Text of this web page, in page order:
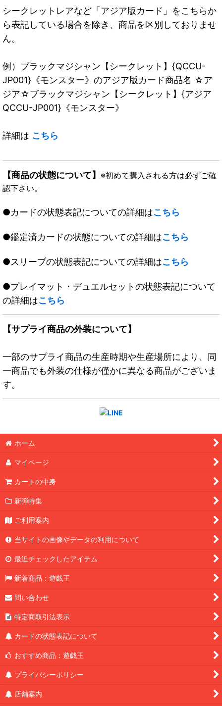
シークレットレアなど「アジア版カード」をこちらか
ら表記している場合を除き、商品を区別しておりませ
ん。
例）ブラックマジシャン【シークレット】{QCCU-
JP001}《モンスター》のアジア版カード商品名 ☆ア
ジア☆ブラックマジシャン【シークレット】{アジア
QCCU-JP001}《モンスター》
詳細は こちら
【商品の状態について】 ※初めて購入される方は必ずご確
認下さい。
●カードの状態表記についての詳細はこちら
●鑑定済カードの状態についての詳細はこちら
●スリーブの状態表記についての詳細はこちら
●プレイマット・デュエルセットの状態表記について
の詳細はこちら
【サプライ商品の外装について】
一部のサプライ商品の生産時期や生産場所により、同
一商品でも外装の仕様が僅かに異なる商品がございま
す。
ホーム
マイページ
カートの中身
新弾特集
ご利用案内
当サイトの画像やデータの利用について
最近チェックしたアイテム
新着商品：遊戯王
問い合わせ
特定商取引法表示
カードの状態表記について
おすすめ商品：遊戯王
プライバシーポリシー
店舗案内